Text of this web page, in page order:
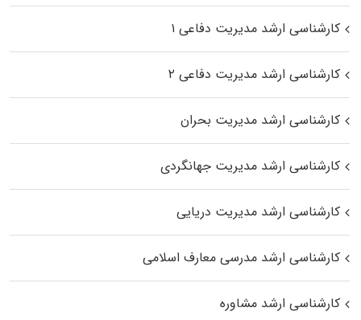
کارشناسی ارشد مدیریت دفاعی ۱
کارشناسی ارشد مدیریت دفاعی ۲
کارشناسی ارشد مدیریت بحران
کارشناسی ارشد مدیریت جهانگردی
کارشناسی ارشد مدیریت دریایی
کارشناسی ارشد مدرسی معارف اسلامی
کارشناسی ارشد مشاوره